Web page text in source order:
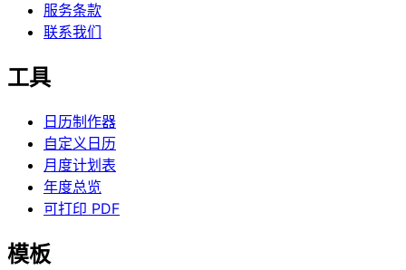
服务条款
联系我们
工具
日历制作器
自定义日历
月度计划表
年度总览
可打印 PDF
模板